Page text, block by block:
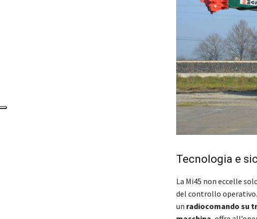
Tecnologia e
La Mi45 non eccelle
del controllo
un radiocomando su